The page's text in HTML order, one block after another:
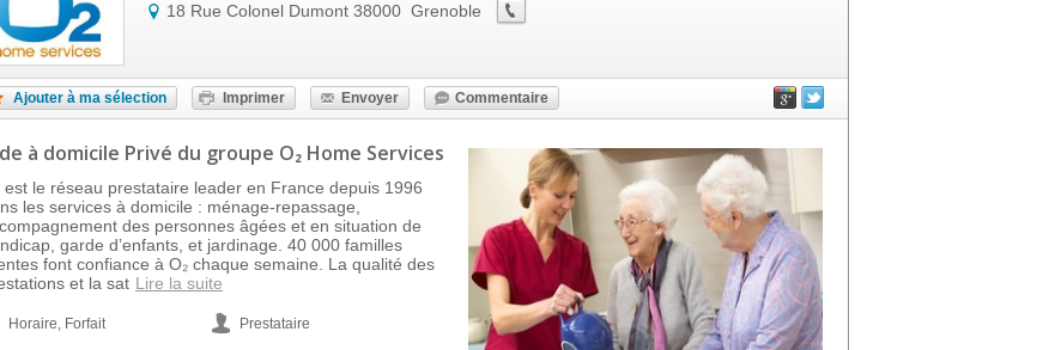
18 Rue Colonel Dumont 38000 Grenoble
Ajouter à ma sélection Imprimer Envoyer Commentaire
à domicile Privé du groupe O₂ Home Services
est le réseau prestataire leader en France depuis 1996
les services à domicile : ménage-repassage,
des personnes âgées et en situation de
garde d’enfants, et jardinage. 40 000 familles
font confiance à O₂ chaque semaine. La qualité des
et la sat Lire la suite
Horaire, Forfait Prestataire